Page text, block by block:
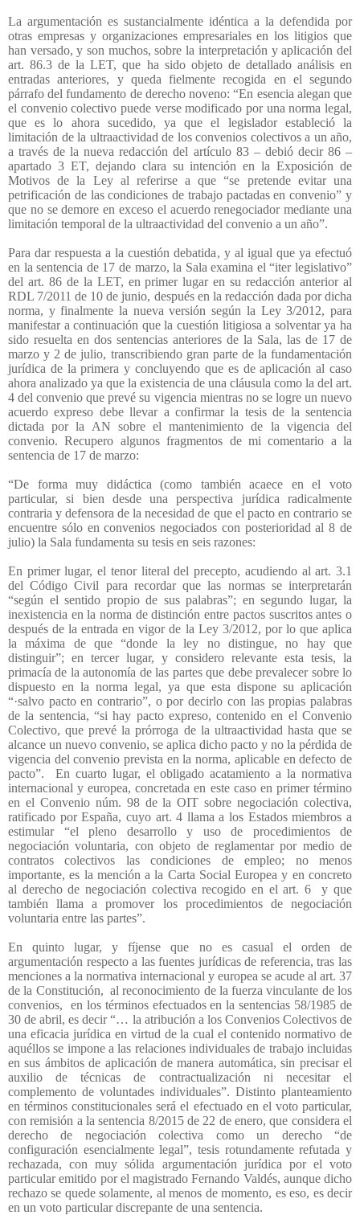
La argumentación es sustancialmente idéntica a la defendida por
otras empresas y organizaciones empresariales en los litigios que
han versado, y son muchos, sobre la interpretación y aplicación del
art. 86.3 de la LET, que ha sido objeto de detallado análisis en
entradas anteriores, y queda fielmente recogida en el segundo
párrafo del fundamento de derecho noveno: “En esencia alegan que
el convenio colectivo puede verse modificado por una norma legal,
que es lo ahora sucedido, ya que el legislador estableció la
limitación de la ultraactividad de los convenios colectivos a un año,
a través de la nueva redacción del artículo 83 – debió decir 86 –
apartado 3 ET, dejando clara su intención en la Exposición de
Motivos de la Ley al referirse a que “se pretende evitar una
petrificación de las condiciones de trabajo pactadas en convenio” y
que no se demore en exceso el acuerdo renegociador mediante una
limitación temporal de la ultraactividad del convenio a un año”.
Para dar respuesta a la cuestión debatida, y al igual que ya efectuó
en la sentencia de 17 de marzo, la Sala examina el “iter legislativo”
del art. 86 de la LET, en primer lugar en su redacción anterior al
RDL 7/2011 de 10 de junio, después en la redacción dada por dicha
norma, y finalmente la nueva versión según la Ley 3/2012, para
manifestar a continuación que la cuestión litigiosa a solventar ya ha
sido resuelta en dos sentencias anteriores de la Sala, las de 17 de
marzo y 2 de julio, transcribiendo gran parte de la fundamentación
jurídica de la primera y concluyendo que es de aplicación al caso
ahora analizado ya que la existencia de una cláusula como la del art.
4 del convenio que prevé su vigencia mientras no se logre un nuevo
acuerdo expreso debe llevar a confirmar la tesis de la sentencia
dictada por la AN sobre el mantenimiento de la vigencia del
convenio. Recupero algunos fragmentos de mi comentario a la
sentencia de 17 de marzo:
“De forma muy didáctica (como también acaece en el voto
particular, si bien desde una perspectiva jurídica radicalmente
contraria y defensora de la necesidad de que el pacto en contrario se
encuentre sólo en convenios negociados con posterioridad al 8 de
julio) la Sala fundamenta su tesis en seis razones:
En primer lugar, el tenor literal del precepto, acudiendo al art. 3.1
del Código Civil para recordar que las normas se interpretarán
“según el sentido propio de sus palabras”; en segundo lugar, la
inexistencia en la norma de distinción entre pactos suscritos antes o
después de la entrada en vigor de la Ley 3/2012, por lo que aplica
la máxima de que “donde la ley no distingue, no hay que
distinguir”; en tercer lugar, y considero relevante esta tesis, la
primacía de la autonomía de las partes que debe prevalecer sobre lo
dispuesto en la norma legal, ya que esta dispone su aplicación
“·salvo pacto en contrario”, o por decirlo con las propias palabras
de la sentencia, “si hay pacto expreso, contenido en el Convenio
Colectivo, que prevé la prórroga de la ultraactividad hasta que se
alcance un nuevo convenio, se aplica dicho pacto y no la pérdida de
vigencia del convenio prevista en la norma, aplicable en defecto de
pacto”.
En cuarto lugar, el obligado acatamiento a la normativa
internacional y europea, concretada en este caso en primer término
en el Convenio núm. 98 de la OIT sobre negociación colectiva,
ratificado por España, cuyo art. 4 llama a los Estados miembros a
estimular “el pleno desarrollo y uso de procedimientos de
negociación voluntaria, con objeto de reglamentar por medio de
contratos colectivos las condiciones de empleo; no menos
importante, es la mención a la Carta Social Europea y en concreto
al derecho de negociación colectiva recogido en el art. 6
y que
también llama a promover los procedimientos de negociación
voluntaria entre las partes”.
En quinto lugar, y fíjense que no es casual el orden de
argumentación respecto a las fuentes jurídicas de referencia, tras las
menciones a la normativa internacional y europea se acude al art. 37
de la Constitución, al reconocimiento de la fuerza vinculante de los
convenios,
en los términos efectuados en la sentencias 58/1985 de
30 de abril, es decir “… la atribución a los Convenios Colectivos de
una eficacia jurídica en virtud de la cual el contenido normativo de
aquéllos se impone a las relaciones individuales de trabajo incluidas
en sus ámbitos de aplicación de manera automática, sin precisar el
auxilio de técnicas de contractualización ni necesitar el
complemento de voluntades individuales”. Distinto planteamiento
en términos constitucionales será el efectuado en el voto particular,
con remisión a la sentencia 8/2015 de 22 de enero, que considera el
derecho de negociación colectiva como un derecho “de
configuración esencialmente legal”, tesis rotundamente refutada y
rechazada, con muy sólida argumentación jurídica por el voto
particular emitido por el magistrado Fernando Valdés, aunque dicho
rechazo se quede solamente, al menos de momento, es eso, es decir
en un voto particular discrepante de una sentencia.